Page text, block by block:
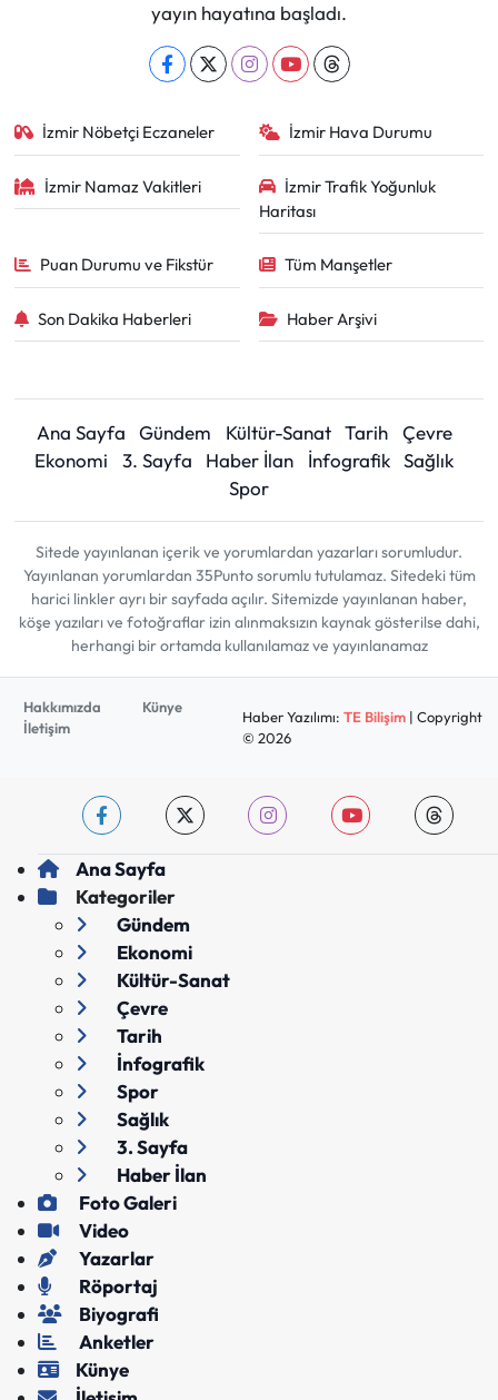
yayın hayatına başladı.
İzmir Nöbetçi Eczaneler İzmir Hava Durumu
İzmir Namaz Vakitleri
İzmir Trafik Yoğunluk
Haritası
Puan Durumu ve Fikstür Tüm Manşetler
Son Dakika Haberleri Haber Arşivi
Ana Sayfa Gündem Kültür-Sanat Tarih
Çevre
Ekonomi
3. Sayfa Haber İlan İnfografik Sağlık
Spor
Sitede yayınlanan içerik ve yorumlardan yazarları sorumludur.
Yayınlanan yorumlardan 35Punto sorumlu tutulamaz. Sitedeki tüm
harici linkler ayrı bir sayfada açılır. Sitemizde yayınlanan haber,
köşe yazıları ve fotoğraflar izin alınmaksızın kaynak gösterilse dahi,
herhangi bir ortamda kullanılamaz ve yayınlanamaz
Hakkımızda
Künye
İletişim
Haber Yazılımı: TE Bilişim| Copyright
© 2026
Ana Sayfa
Kategoriler
Gündem
Ekonomi
Kültür-Sanat
Çevre
Tarih
İnfografik
Spor
Sağlık
3. Sayfa
Haber İlan
Foto Galeri
Video
Yazarlar
Röportaj
Biyografi
Anketler
Künye